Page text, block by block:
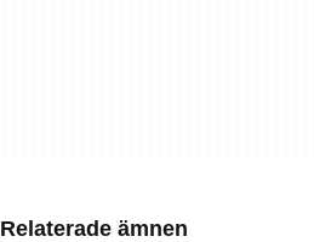
Relaterade ämnen